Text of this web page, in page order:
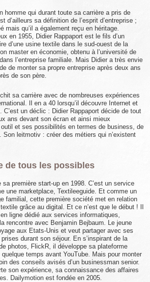
homme qui durant toute sa carrière a pris de
d’ailleurs sa définition de l’esprit d’entreprise ;
mais qu’il a également reçu en héritage.
en 1955, Didier Rappaport est le fils d’un
d’une usine textile dans le sud-ouest de la
master en économie, obtenu à l’université de
l’entreprise familiale. Mais Didier a très envie
de monter sa propre entreprise après deux ans
de son père.
sa carrière avec de nombreuses expériences
Il en a 40 lorsqu’il découvre Internet et
un déclic : Didier Rappaport décide de tout
ans devant son écran et ainsi mieux
et ses possibilités en termes de business, de
leitmotiv : créer des métiers qui n’existent
de tous les possibles
sa première start-up en 1998. C’est un service
une marketplace, Textileeguide. Et comme un
familial, cette première société met en relation
grâce au digital. Et ce n’est que le début ! Il
ligne dédié aux services informatiques,
rencontre avec Benjamin Bejbaum. Le jeune
aux Etats-Unis et veut partager avec ses
durant son séjour. En s’inspirant de la
photos, FlickR, il développe sa plateforme
quelque temps avant YouTube. Mais pour monter
des conseils avisés d’un businessman senior.
son expérience, sa connaissance des affaires
Dailymotion est fondée en 2005.